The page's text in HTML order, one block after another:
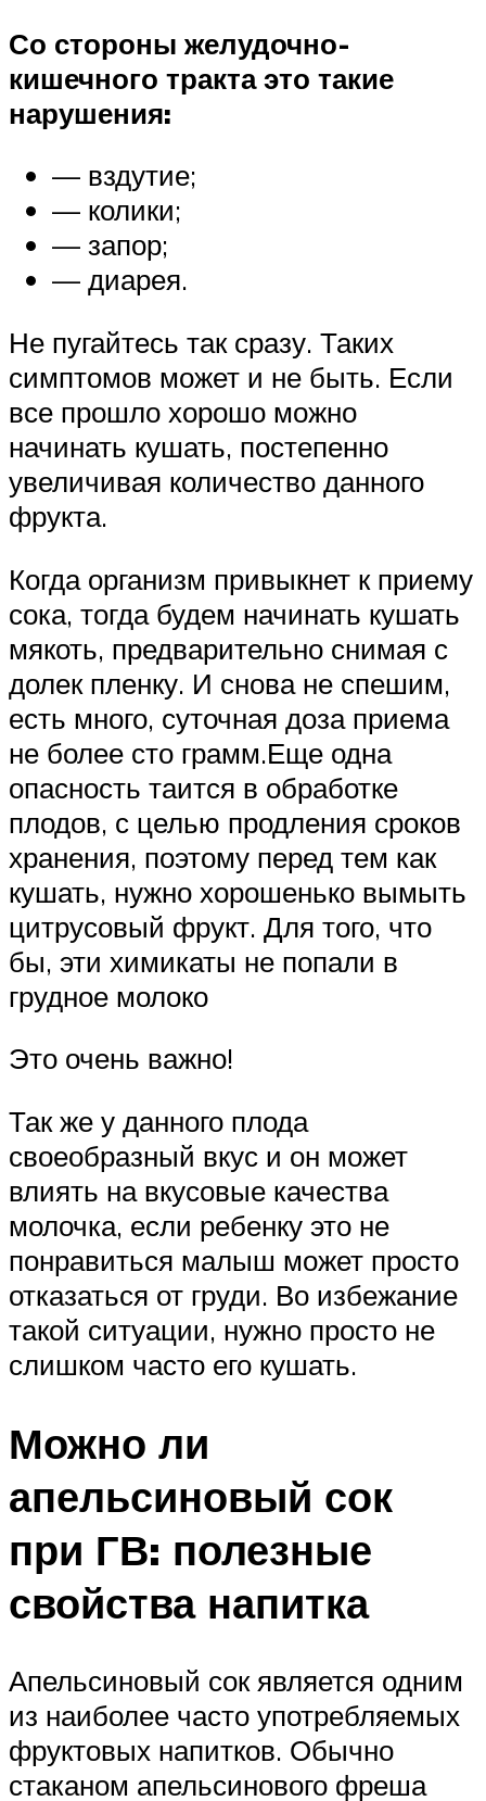
Со стороны желудочно-
кишечного тракта это такие
нарушения:
— вздутие;
— колики;
— запор;
— диарея.
Не пугайтесь так сразу. Таких
симптомов может и не быть. Если
все прошло хорошо можно
начинать кушать, постепенно
увеличивая количество данного
фрукта.
Когда организм привыкнет к приему
сока, тогда будем начинать кушать
мякоть, предварительно снимая с
долек пленку. И снова не спешим,
есть много, суточная доза приема
не более сто грамм.Еще одна
опасность таится в обработке
плодов, с целью продления сроков
хранения, поэтому перед тем как
кушать, нужно хорошенько вымыть
цитрусовый фрукт. Для того, что
бы, эти химикаты не попали в
грудное молоко
Это очень важно!
Так же у данного плода
своеобразный вкус и он может
влиять на вкусовые качества
молочка, если ребенку это не
понравиться малыш может просто
отказаться от груди. Во избежание
такой ситуации, нужно просто не
слишком часто его кушать.
Можно ли
апельсиновый сок
при ГВ: полезные
свойства напитка
Апельсиновый сок является одним
из наиболее часто употребляемых
фруктовых напитков. Обычно
стаканом апельсинового фреша